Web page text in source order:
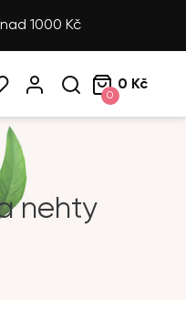
1000 Kč
0
0 Kč
nehty